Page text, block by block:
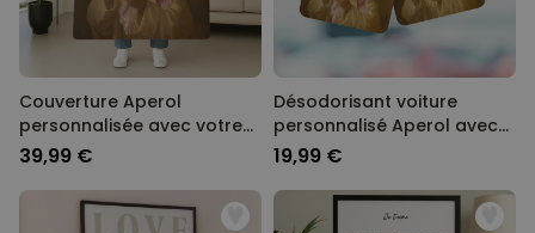
Couverture Aperol
personnalisée avec votre
visage
39,99 €
Désodorisant voiture
personnalisé Aperol avec
votre visage - lot de 2
19,99 €